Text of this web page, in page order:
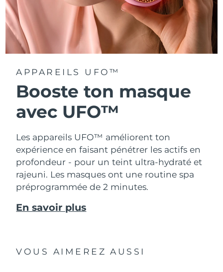
APPAREILS UFO™
Booste ton masque
avec UFO™
Les appareils UFO™ améliorent ton
expérience en faisant pénétrer les actifs en
profondeur - pour un teint ultra-hydraté et
rajeuni. Les masques ont une routine spa
préprogrammée de 2 minutes.
En savoir plus
VOUS AIMEREZ AUSSI
Ouzbékistan Livraison estimée8/16/26
Viêt Nam Livraison estimée 8/17/26